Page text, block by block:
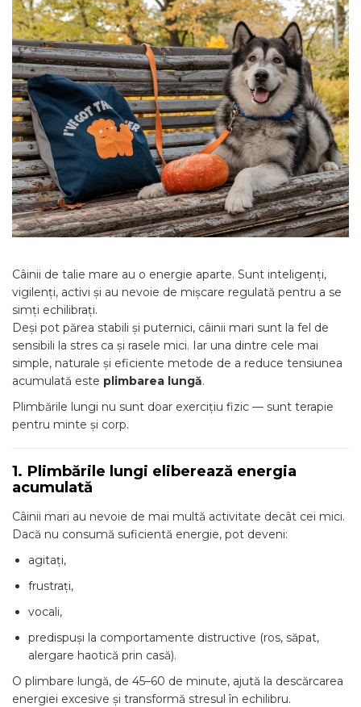
Câinii de talie mare au o energie aparte. Sunt inteligenți,
vigilenți, activi și au nevoie de mișcare regulată pentru a se
simți echilibrați.
Deși pot părea stabili și puternici, câinii mari sunt la fel de
sensibili la stres ca și rasele mici. Iar una dintre cele mai
simple, naturale și eficiente metode de a reduce tensiunea
acumulată este plimbarea lungă.
Plimbările lungi nu sunt doar exercițiu fizic — sunt terapie
pentru minte și corp.
1. Plimbările lungi eliberează energia
acumulată
Câinii mari au nevoie de mai multă activitate decât cei mici.
Dacă nu consumă suficientă energie, pot deveni:
agitați,
frustrați,
vocali,
predispuși la comportamente distructive (ros, săpat,
alergare haotică prin casă).
O plimbare lungă, de 45–60 de minute, ajută la descărcarea
energiei excesive și transformă stresul în echilibru.